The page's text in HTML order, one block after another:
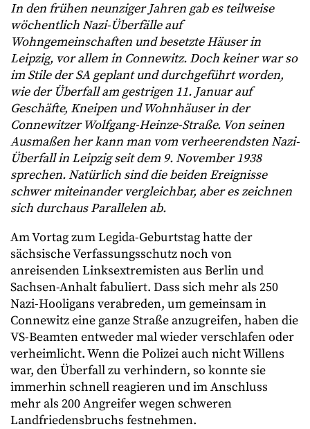
In den frühen neunziger Jahren gab es teilweise
wöchentlich Nazi-Überfälle auf
Wohngemeinschaften und besetzte Häuser in
Leipzig, vor allem in Connewitz. Doch keiner war so
im Stile der SA geplant und durchgeführt worden,
wie der Überfall am gestrigen 11. Januar auf
Geschäfte, Kneipen und Wohnhäuser in der
Connewitzer Wolfgang-Heinze-Straße. Von seinen
Ausmaßen her kann man vom verheerendsten Nazi-
Überfall in Leipzig seit dem 9. November 1938
sprechen. Natürlich sind die beiden Ereignisse
schwer miteinander vergleichbar, aber es zeichnen
sich durchaus Parallelen ab.
Am Vortag zum Legida-Geburtstag hatte der
sächsische Verfassungsschutz noch von
anreisenden Linksextremisten aus Berlin und
Sachsen-Anhalt fabuliert. Dass sich mehr als 250
Nazi-Hooligans verabreden, um gemeinsam in
Connewitz eine ganze Straße anzugreifen, haben die
VS-Beamten entweder mal wieder verschlafen oder
verheimlicht. Wenn die Polizei auch nicht Willens
war, den Überfall zu verhindern, so konnte sie
immerhin schnell reagieren und im Anschluss
mehr als 200 Angreifer wegen schweren
Landfriedensbruchs festnehmen.